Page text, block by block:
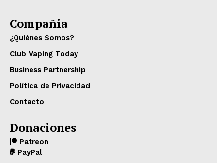
Compañia
¿Quiénes Somos?
Club Vaping Today
Business Partnership
Política de Privacidad
Contacto
Donaciones
Patreon
PayPal